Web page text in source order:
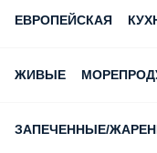
ЕВРОПЕЙСКАЯ КУХНЯ
ЖИВЫЕ
ЗАПЕЧЕННЫЕ/